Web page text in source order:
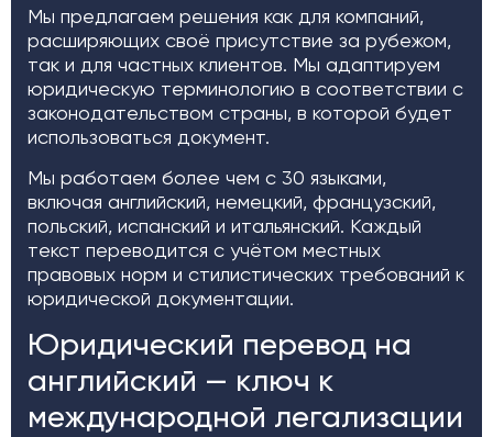
Мы предлагаем решения как для компаний,
расширяющих своё присутствие за рубежом,
так и для частных клиентов. Мы адаптируем
юридическую терминологию в соответствии с
законодательством страны, в которой будет
использоваться документ.
Мы работаем более чем с 30 языками,
включая английский, немецкий, французский,
польский, испанский и итальянский. Каждый
текст переводится с учётом местных
правовых норм и стилистических требований к
юридической документации.
Юридический перевод на
английский — ключ к
международной легализации